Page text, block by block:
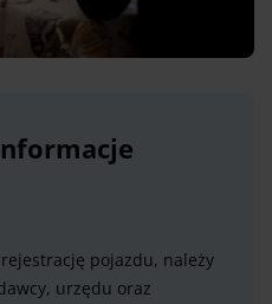
pojazdu, należy
urzędu oraz